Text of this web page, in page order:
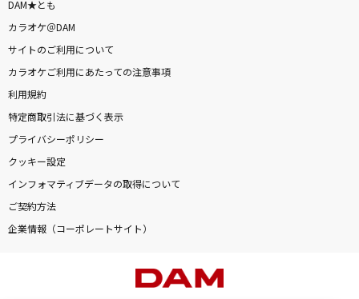
DAM★とも
カラオケ＠DAM
サイトのご利用について
カラオケご利用にあたっての注意事項
利用規約
特定商取引法に基づく表示
プライバシーポリシー
クッキー設定
インフォマティブデータの取得について
ご契約方法
企業情報（コーポレートサイト）